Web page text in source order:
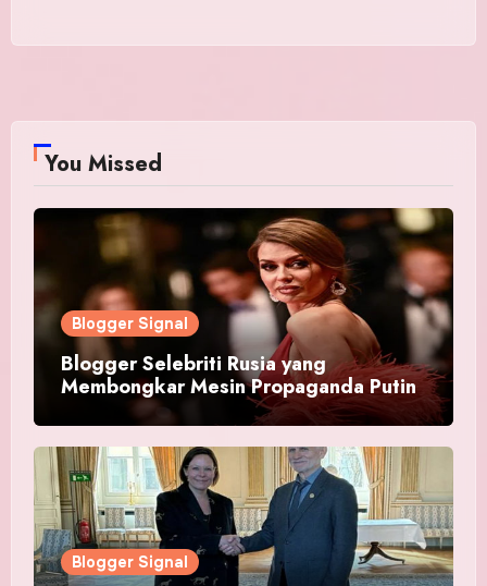
You Missed
Blogger Signal
Blogger Selebriti Rusia yang
Membongkar Mesin Propaganda Putin
Blogger Signal